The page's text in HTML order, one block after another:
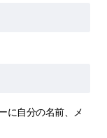
に自分の名前、メ